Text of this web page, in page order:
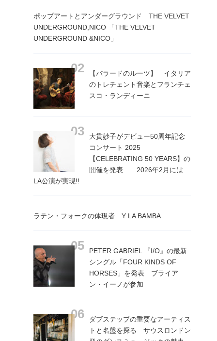
ポップアートとアンダーグラウンド THE VELVET
UNDERGROUND,NICO 「THE VELVET
UNDERGROUND &NICO」
【バラードのルーツ】 イタリア
のトレチェント音楽とフランチェ
スコ・ランディーニ
大貫妙子がデビュー50周年記念
コンサート 2025
【CELEBRATING 50 YEARS】の
開催を発表 2026年2月には
LA公演が実現!!
ラテン・フォークの体現者 Y LA BAMBA
PETER GABRIEL 『I/O』の最新
シングル「FOUR KINDS OF
HORSES」を発表 ブライア
ン・イーノが参加
ダブステップの重要なアーティス
トと名盤を探る サウスロンドン